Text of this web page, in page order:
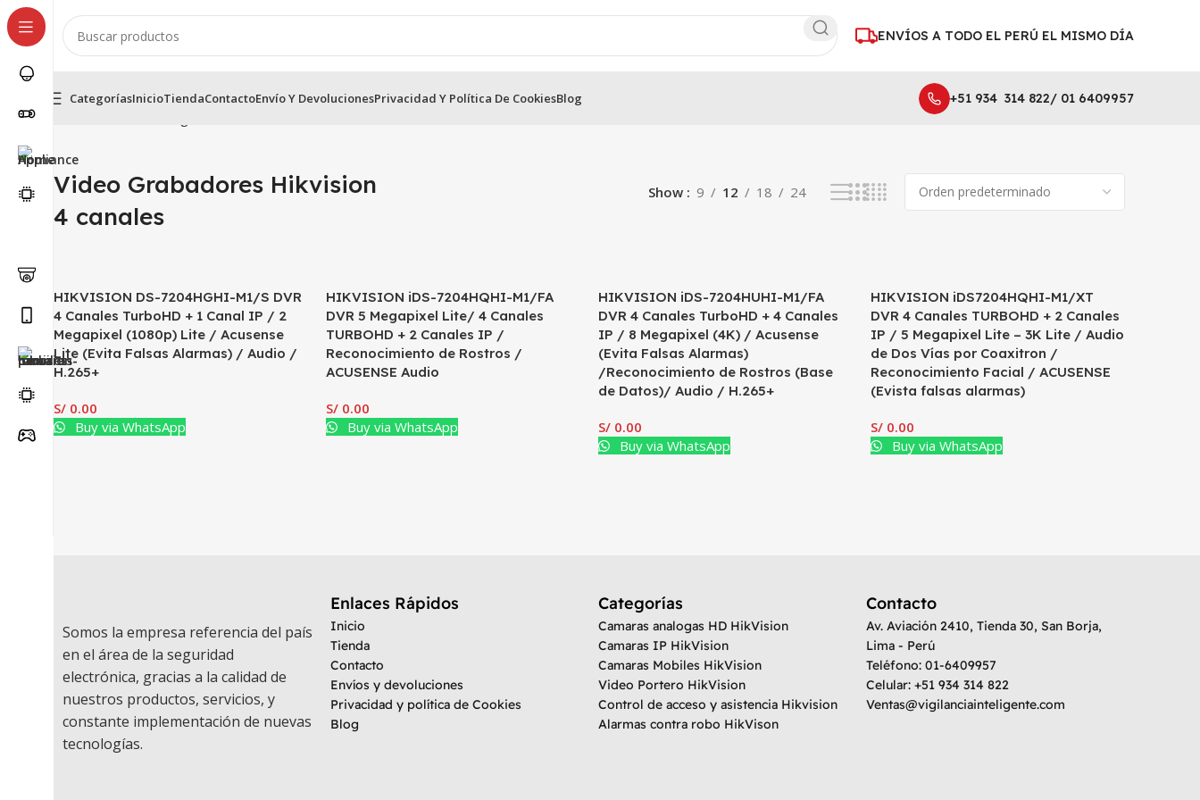
ENVÍOS A TODO EL PERÚ EL MISMO DÍA
CategoríasInicioTiendaContactoEnvío Y DevolucionesPrivacidad Y Política De CookiesBlog +51 934 314 822/ 01 6409957
Video Grabadores Hikvision
4 canales
Show 9 12 18 24
HIKVISION DS-7204HGHI-M1/S DVR
4 Canales TurboHD + 1 Canal IP / 2
Megapixel (1080p) Lite / Acusense
Lite (Evita Falsas Alarmas) / Audio /
H.265+
S/ 0.00
Buy via WhatsApp
HIKVISION iDS-7204HQHI-M1/FA
DVR 5 Megapixel Lite/ 4 Canales
TURBOHD + 2 Canales IP /
Reconocimiento de Rostros /
ACUSENSE Audio
S/ 0.00
Buy via WhatsApp
HIKVISION iDS-7204HUHI-M1/FA
DVR 4 Canales TurboHD + 4 Canales
IP / 8 Megapixel (4K) / Acusense
(Evita Falsas Alarmas)
/Reconocimiento de Rostros (Base
de Datos)/ Audio / H.265+
S/ 0.00
Buy via WhatsApp
HIKVISION iDS7204HQHI-M1/XT
DVR 4 Canales TURBOHD + 2 Canales
IP / 5 Megapixel Lite – 3K Lite / Audio
de Dos Vías por Coaxitron /
Reconocimiento Facial / ACUSENSE
(Evista falsas alarmas)
S/ 0.00
Buy via WhatsApp
Somos la empresa referencia del país
en el área de la seguridad
electrónica, gracias a la calidad de
nuestros productos, servicios, y
constante implementación de nuevas
tecnologías.
Enlaces Rápidos
Inicio
Tienda
Contacto
Envíos y devoluciones
Privacidad y política de Cookies
Blog
Categorías
Camaras analogas HD HikVision
Camaras IP HikVision
Camaras Mobiles HikVision
Video Portero HikVision
Control de acceso y asistencia Hikvision
Alarmas contra robo HikVison
Contacto
Av. Aviación 2410, Tienda 30, San Borja,
Lima - Perú
Teléfono: 01-6409957
Celular: +51 934 314 822
Ventas@vigilanciainteligente.com